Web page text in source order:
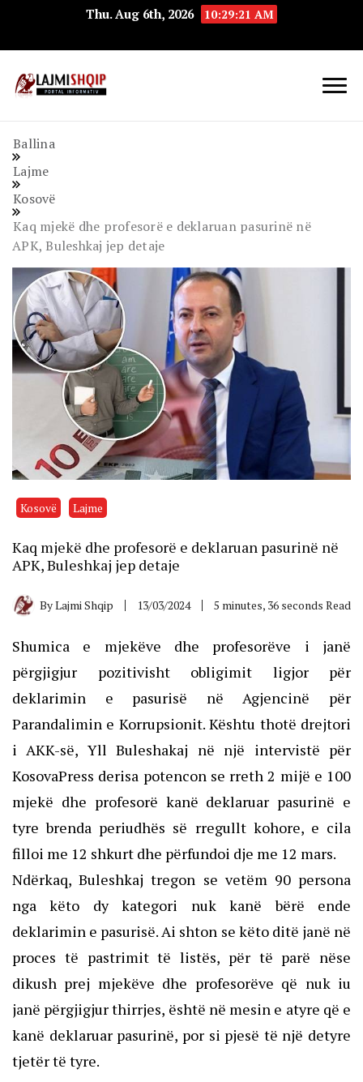
Thu. Aug 6th, 2026 10:29:22 AM
Ballina
Lajme
Kosovë
Kaq mjekë dhe profesorë e deklaruan pasurinë në
APK, Buleshkaj jep detaje
Kosovë Lajme
Kaq mjekë dhe profesorë e deklaruan pasurinë në
APK, Buleshkaj jep detaje
ByLajmi Shqip 13/03/2024 5 minutes, 36 seconds Read
Shumica e mjekëve dhe profesorëve i janë
përgjigjur pozitivisht obligimit ligjor për
deklarimin e pasurisë në Agjencinë për
Parandalimin e Korrupsionit. Kështu thotë drejtori
i AKK-së, Yll Buleshakaj në një intervistë për
KosovaPress derisa potencon se rreth 2 mijë e 100
mjekë dhe profesorë kanë deklaruar pasurinë e
tyre brenda periudhës së rregullt kohore, e cila
filloi me 12 shkurt dhe përfundoi dje me 12 mars.
Ndërkaq, Buleshkaj tregon se vetëm 90 persona
nga këto dy kategori nuk kanë bërë ende
deklarimin e pasurisë. Ai shton se këto ditë janë në
proces të pastrimit të listës, për të parë nëse
dikush prej mjekëve dhe profesorëve që nuk iu
janë përgjigjur thirrjes, është në mesin e atyre që e
kanë deklaruar pasurinë, por si pjesë të një detyre
tjetër të tyre.